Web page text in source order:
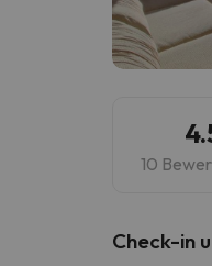
10
Check-in